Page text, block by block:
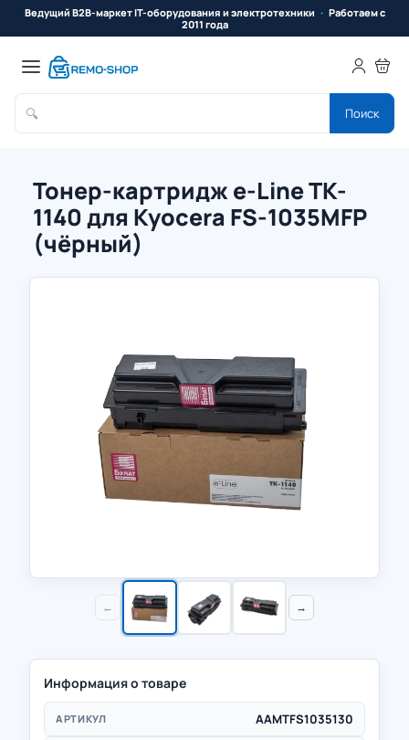
Ведущий B2B-маркет IT-оборудования и электротехники
Работаем с
2011 года
🔍 Поиск
Тонер-картридж e-Line TK-
1140 для Kyocera FS-1035MFP
(чёрный)
← →
Информация о товаре
АРТИКУЛ AAMTFS1035130